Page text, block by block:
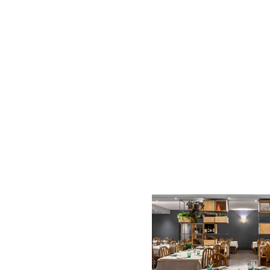
AC
Alessandro Consoli Design. Architecture –